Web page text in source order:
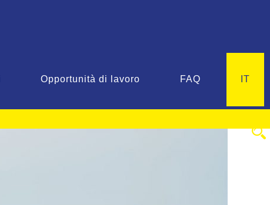
Opportunità di lavoro FAQ IT